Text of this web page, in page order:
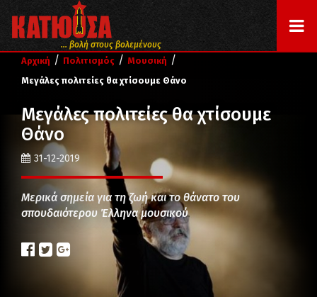
... βολή στους βολεμένους
Αρχική / Πολιτισμός / Μουσική /
Μεγάλες πολιτείες θα χτίσουμε Θάνο
Μεγάλες πολιτείες θα χτίσουμε
Θάνο
31-12-2019
Μερικά σημεία για τη ζωή και το θάνατο του
σπουδαιότερου Έλληνα μουσικού